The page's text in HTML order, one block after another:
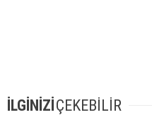
İLGİNİZİÇEKEBİLİR